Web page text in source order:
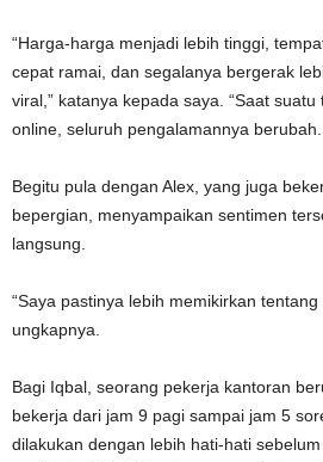
“Harga-harga menjadi lebih tinggi,
cepat ramai, dan segalanya bergerak
viral,” katanya kepada saya. “Saat
online, seluruh pengalamannya
Begitu pula dengan Alex, yang juga
bepergian, menyampaikan sentimen
langsung.
“Saya pastinya lebih memikirkan
ungkapnya.
Bagi Iqbal, seorang pekerja kantoran
bekerja dari jam 9 pagi sampai jam 5
dilakukan dengan lebih hati-hati